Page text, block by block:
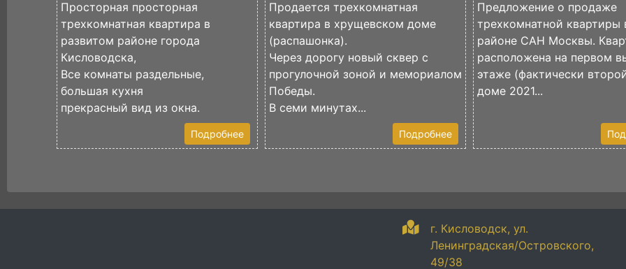
Просторная просторная
трехкомнатная квартира в
развитом районе города
Кисловодска,
Все комнаты раздельные,
большая кухня
прекрасный вид из окна.
Подробнее
Продается трехкомнатная
квартира в хрущевском доме
(распашонка).
Через дорогу новый сквер с
прогулочной зоной и мемориалом
Победы.
В семи минутах...
Подробнее
Предложение о продаже
трехкомнатной квартиры
районе САН Москвы.
расположена на первом
этаже (фактически
доме 2021...
г. Кисловодск, ул.
Ленинградская/Островского,
49/38